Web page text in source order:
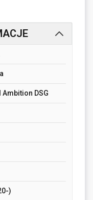
Ambition DSG
)